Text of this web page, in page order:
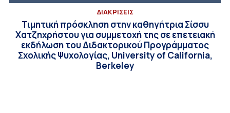
ΔΙΑΚΡΙΣΕΙΣ
Τιμητική πρόσκληση στην καθηγήτρια Σίσσυ
Χατζηχρήστου για συμμετοχή της σε επετειακή
εκδήλωση του Διδακτορικού Προγράμματος
Σχολικής Ψυχολογίας, University of California,
Berkeley